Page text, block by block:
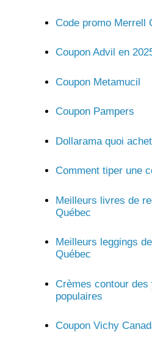
Code promo Merrell
Coupon Advil en
Coupon Metamucil
Coupon Pampers
Dollarama quoi
Comment tiper une
Meilleurs livres de
Québec
Meilleurs leggings
Québec
Crèmes contour des
populaires
Coupon Vichy